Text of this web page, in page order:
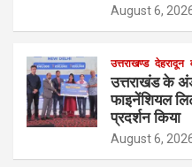
August 6,
उत्तराखण्ड देहरादून
उत्तराखंड के
फाइनेंशियल
प्रदर्शन किया
August 6,